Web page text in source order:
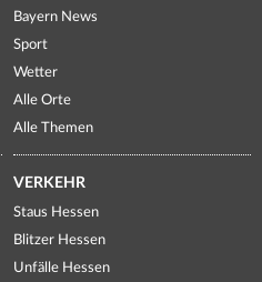
Bayern News
Sport
Wetter
Alle Orte
Alle Themen
VERKEHR
Staus Hessen
Blitzer Hessen
Unfälle Hessen